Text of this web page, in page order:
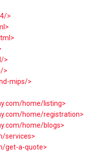
>
>
>
mips/>
home/listing>
home/registration>
home/blogs>
services>
get-a-quote>